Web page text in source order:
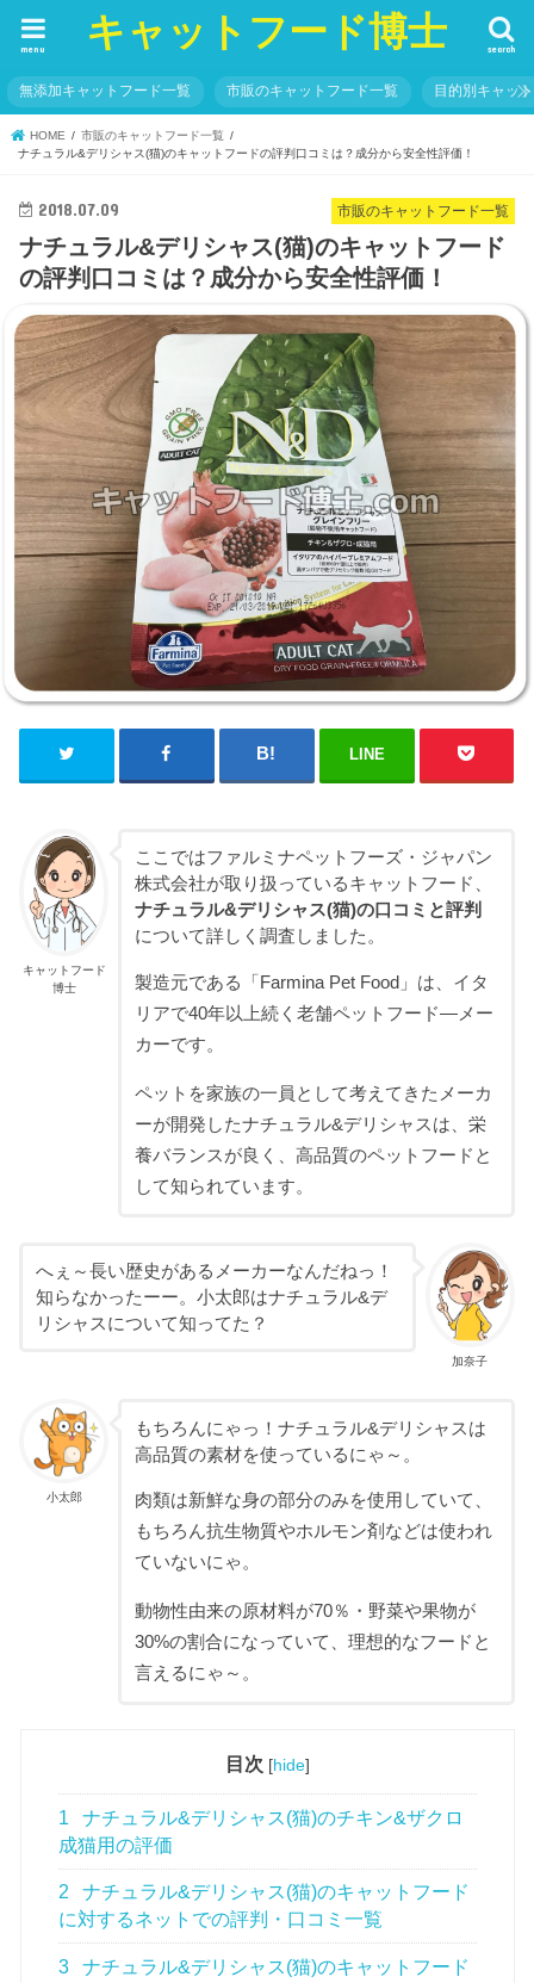
キャットフード博士 search
menu
無添加キャットフード一覧 市販のキャットフード一覧 目的別キャッ
HOME
市販のキャットフード一覧
ナチュラル&デリシャス(猫)のキャットフードの評判口コミは？成分から安全性評価！
市販のキャットフード一覧
2018.07.09
ナチュラル&デリシャス(猫)のキャットフード
の評判口コミは？成分から安全性評価！
LINE
キャットフード
博士
ここではファルミナペットフーズ・ジャパン
株式会社が取り扱っているキャットフード、
ナチュラル&デリシャス(猫)の口コミと評判
について詳しく調査しました。
製造元である「Farmina Pet Food」は、イタ
リアで40年以上続く老舗ペットフード―メー
カーです。
ペットを家族の一員として考えてきたメーカ
ーが開発したナチュラル&デリシャスは、栄
養バランスが良く、高品質のペットフードと
して知られています。
加奈子
へぇ～長い歴史があるメーカーなんだねっ！
知らなかったーー。小太郎はナチュラル&デ
リシャスについて知ってた？
小太郎
もちろんにゃっ！ナチュラル&デリシャスは
高品質の素材を使っているにゃ～。
肉類は新鮮な身の部分のみを使用していて、
もちろん抗生物質やホルモン剤などは使われ
ていないにゃ。
動物性由来の原材料が70％・野菜や果物が
30%の割合になっていて、理想的なフードと
言えるにゃ～。
目次 [hide]
1
ナチュラル&デリシャス(猫)のチキン&ザクロ
成猫用の評価
2
ナチュラル&デリシャス(猫)のキャットフード
に対するネットでの評判・口コミ一覧
3
ナチュラル&デリシャス(猫)のキャットフード